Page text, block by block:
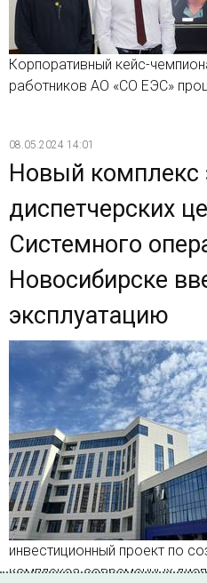
Корпоративный кейс-
работников АО «СО ЕЭС»
08.05.2024 14:01
Новый комплекс
диспетчерских
Системного
Новосибирске
эксплуатацию
инвестиционный проект по
комплекса современных